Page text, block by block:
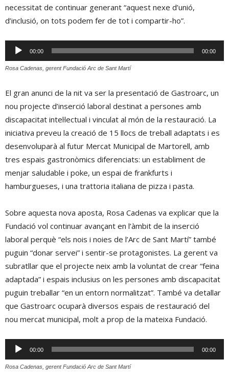
necessitat de continuar generant “aquest nexe d’unió,
d’inclusió, on tots podem fer de tot i compartir-ho”.
Reproductor
d'àudio
00:00 00:00
Rosa Cadenas, gerent Fundació Arc de Sant Martí
El gran anunci de la nit va ser la presentació de Gastroarc, un
nou projecte d’inserció laboral destinat a persones amb
discapacitat intel·lectual i vinculat al món de la restauració. La
iniciativa preveu la creació de 15 llocs de treball adaptats i es
desenvoluparà al futur Mercat Municipal de Martorell, amb
tres espais gastronòmics diferenciats: un establiment de
menjar saludable i poke, un espai de frankfurts i
hamburgueses, i una trattoria italiana de pizza i pasta.
Sobre aquesta nova aposta, Rosa Cadenas va explicar que la
Fundació vol continuar avançant en l’àmbit de la inserció
laboral perquè “els nois i noies de l’Arc de Sant Martí” també
puguin “donar servei” i sentir-se protagonistes. La gerent va
subratllar que el projecte neix amb la voluntat de crear “feina
adaptada” i espais inclusius on les persones amb discapacitat
puguin treballar “en un entorn normalitzat”. També va detallar
que Gastroarc ocuparà diversos espais de restauració del
nou mercat municipal, molt a prop de la mateixa Fundació.
Reproductor
d'àudio
00:00 00:00
Rosa Cadenas, gerent Fundació Arc de Sant Martí